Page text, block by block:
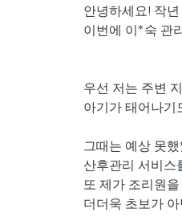
안녕하세요! 작년
이번에 이*숙 관
우선 저는 주변
아기가 태어나
그때는 예상 못
산후관리 서비스
또 제가 조리원
더더욱 초보가